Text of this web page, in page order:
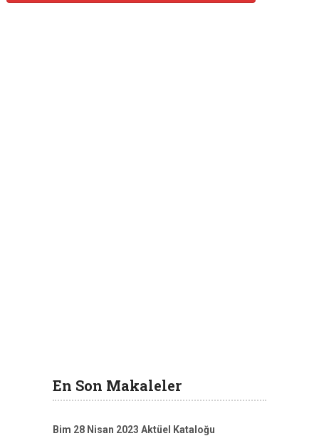
En Son Makaleler
Bim 28 Nisan 2023 Aktüel Kataloğu